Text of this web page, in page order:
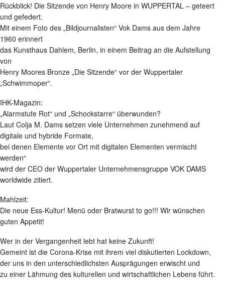
Rückblick! Die Sitzende von Henry Moore in WUPPERTAL – geteert
und gefedert.
Mit einem Foto des „Bildjournalisten“ Vok Dams aus dem Jahre
1960 erinnert
das Kunsthaus Dahlem, Berlin, in einem Beitrag an die Aufstellung
von
Henry Moores Bronze „Die Sitzende“ vor der Wuppertaler
„Schwimmoper“.
IHK-Magazin:
„Alarmstufe Rot“ und „Schockstarre“ überwunden?
Laut Colja M. Dams setzen viele Unternehmen zunehmend auf
digitale und hybride Formate,
bei denen Elemente vor Ort mit digitalen Elementen vermischt
werden“
wird der CEO der Wuppertaler Unternehmensgruppe VOK DAMS
worldwide zitiert.
Mahlzeit:
Die neue Ess-Kultur! Menü oder Bratwurst to go!!! Wir wünschen
guten Appetit!
Wer in der Vergangenheit lebt hat keine Zukunft!
Gemeint ist die Corona-Krise mit ihrem viel diskutierten Lockdown,
der uns in den unterschiedlichsten Ausprägungen erwischt und
zu einer Lähmung des kulturellen und wirtschaftlichen Lebens führt.